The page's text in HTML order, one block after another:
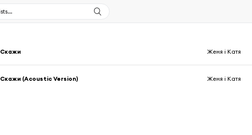
Скажи Женя і Катя
Скажи (Acoustic Version) Женя і Катя